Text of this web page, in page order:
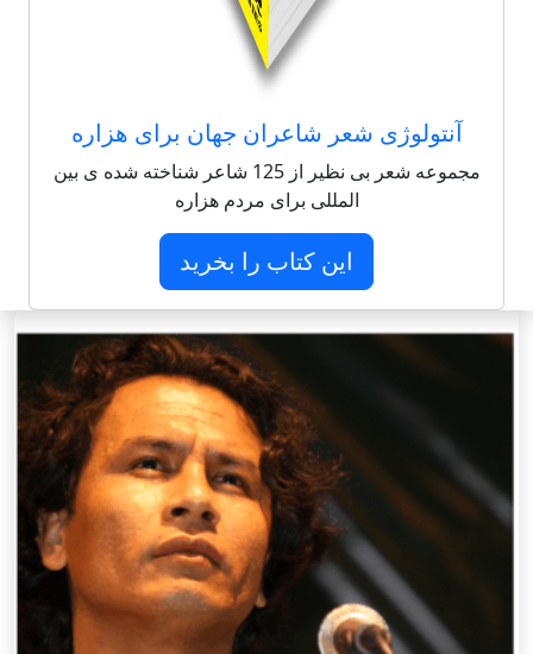
آنتولوژی شعر شاعران جهان برای هزاره
مجموعه شعر بی نظیر از 125 شاعر شناخته شده ی بین
المللی برای مردم هزاره
این کتاب را بخرید